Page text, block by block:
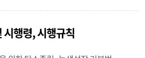
시행령, 시행규칙